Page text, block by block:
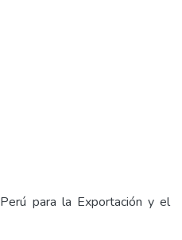
para la Exportación y el